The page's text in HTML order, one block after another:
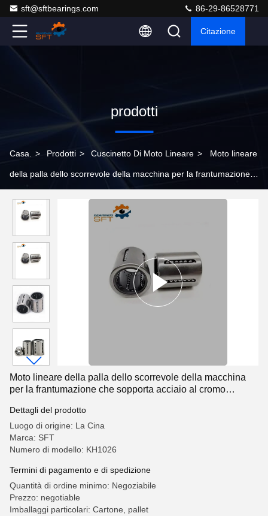
sft@sftbearings.com 86-29-86528771
Citazione
prodotti
Casa. > Prodotti > Cuscinetto Di Moto Lineare > Moto lineare
della palla dello scorrevole della macchina per la frantumazione
Moto lineare della palla dello scorrevole della macchina
per la frantumazione che sopporta acciaio al cromo
Dettagli del prodotto
Luogo di origine: La Cina
Marca: SFT
Numero di modello: KH1026
Termini di pagamento e di spedizione
Quantità di ordine minimo: Negoziabile
Prezzo: negotiable
Imballaggi particolari: Cartone, pallet